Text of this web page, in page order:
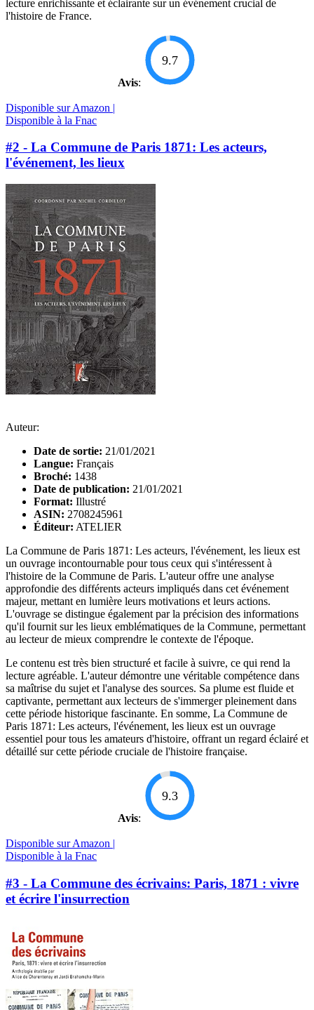
lecture enrichissante et éclairante sur un événement crucial de
l'histoire de France.
Avis:
9.7
Disponible sur Amazon |
Disponible à la Fnac
#2 - La Commune de Paris 1871: Les acteurs,
l'événement, les lieux
Auteur:
Date de sortie: 21/01/2021
Langue: Français
Broché: 1438
Date de publication: 21/01/2021
Format: Illustré
ASIN: 2708245961
Éditeur: ATELIER
La Commune de Paris 1871: Les acteurs, l'événement, les lieux est
un ouvrage incontournable pour tous ceux qui s'intéressent à
l'histoire de la Commune de Paris. L'auteur offre une analyse
approfondie des différents acteurs impliqués dans cet événement
majeur, mettant en lumière leurs motivations et leurs actions.
L'ouvrage se distingue également par la précision des informations
qu'il fournit sur les lieux emblématiques de la Commune, permettant
au lecteur de mieux comprendre le contexte de l'époque.
Le contenu est très bien structuré et facile à suivre, ce qui rend la
lecture agréable. L'auteur démontre une véritable compétence dans
sa maîtrise du sujet et l'analyse des sources. Sa plume est fluide et
captivante, permettant aux lecteurs de s'immerger pleinement dans
cette période historique fascinante. En somme, La Commune de
Paris 1871: Les acteurs, l'événement, les lieux est un ouvrage
essentiel pour tous les amateurs d'histoire, offrant un regard éclairé et
détaillé sur cette période cruciale de l'histoire française.
Avis:
9.3
Disponible sur Amazon |
Disponible à la Fnac
#3 - La Commune des écrivains: Paris, 1871 : vivre
et écrire l'insurrection